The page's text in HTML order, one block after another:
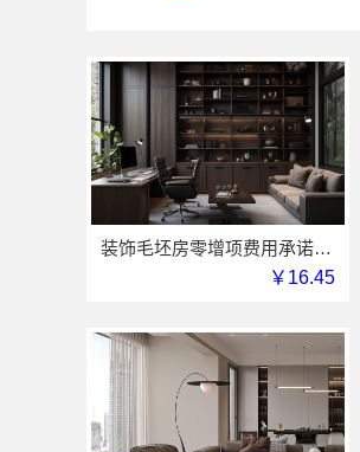
装饰毛坯房零增项费用承诺-苏州兔哥哥智装新材料有限公司明码标价
￥16.45